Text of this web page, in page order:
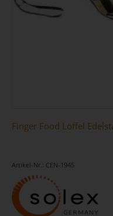
Finger Food Löffel
Artikel-Nr.: CEN-1945